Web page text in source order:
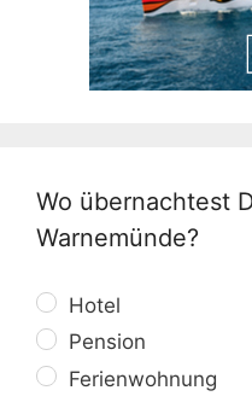
Wo übernachtest
Warnemünde?
Hotel
Pension
Ferienwohnung